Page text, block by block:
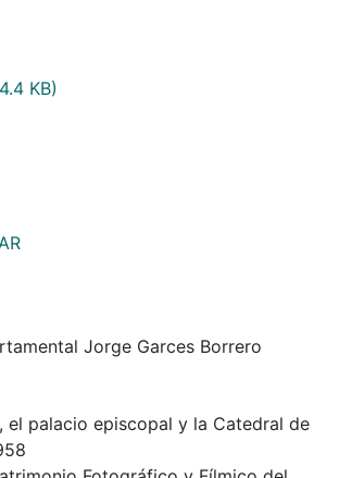
KB)
Jorge Garces Borrero
el palacio episcopal y la Catedral de